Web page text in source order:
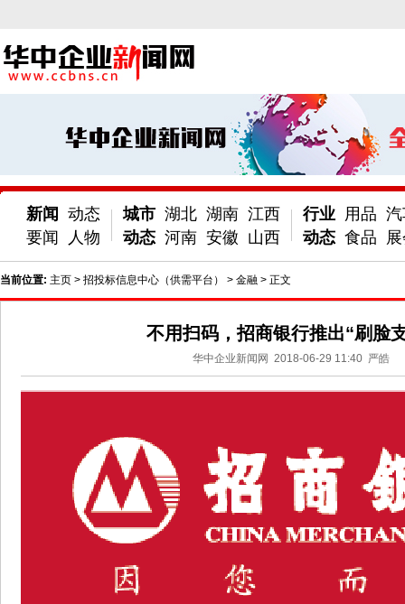
新闻
要闻
动态
人物
城市
动态
湖北 湖南 江西
河南 安徽 山西
行业
动态
用品
食品
当前位置: 主页 > 招投标信息中心（供需平台） > 金融 > 正文
不用扫码，招商银行推出“刷脸
华中企业新闻网 2018-06-29 11:40 严皓